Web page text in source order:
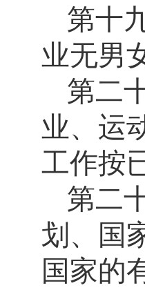
第十
业无男
第二
业、运
工作按
第二
划、国
国家的